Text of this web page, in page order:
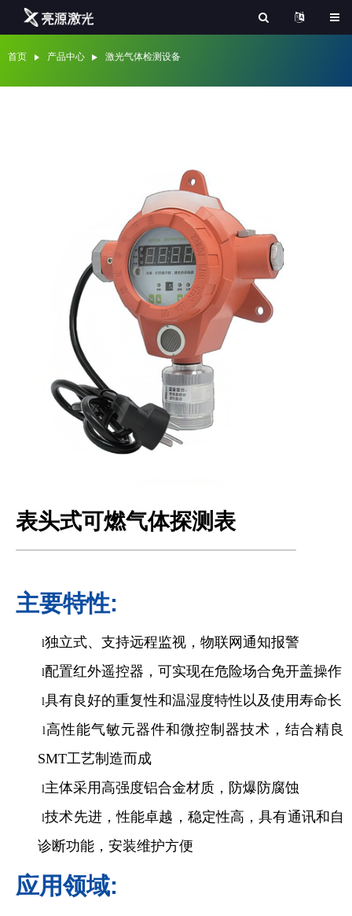
首页 产品中心 激光气体检测设备
表头式可燃气体探测表
主要特性:
l独立式、支持远程监视，物联网通知报警
l配置红外遥控器，可实现在危险场合免开盖操作
l具有良好的重复性和温湿度特性以及使用寿命长
l高性能气敏元器件和微控制器技术，结合精良
SMT工艺制造而成
l主体采用高强度铝合金材质，防爆防腐蚀
l技术先进，性能卓越，稳定性高，具有通讯和自
诊断功能，安装维护方便
应用领域: